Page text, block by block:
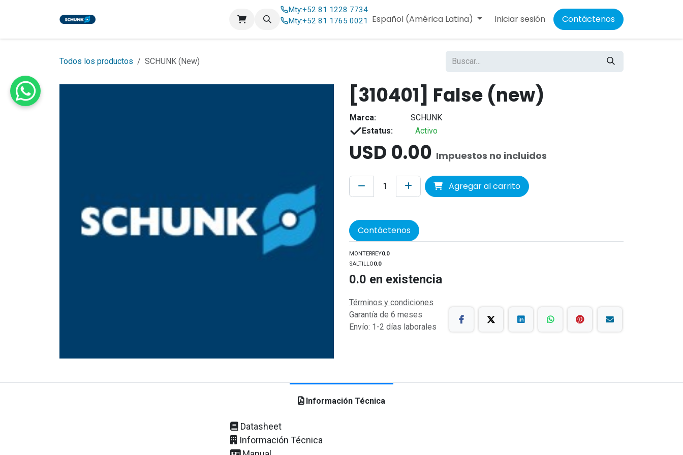
Contáctenos
Mty:+52 81 1228 7734
Mty:+52 81 1765 0021 Español (América Latina) Iniciar sesión Contáctenos
Todos los productos SCHUNK (New)
[310401] False (new)
Marca:
SCHUNK
Estatus:
Activo
USD 0.00 Impuestos no incluidos
Agregar al carrito
Contáctenos
MONTERREY0.0
SALTILLO0.0
0.0 en existencia
Términos y condiciones
Garantía de 6 meses
Envío: 1-2 días laborales
Información Técnica
Datasheet
Información Técnica